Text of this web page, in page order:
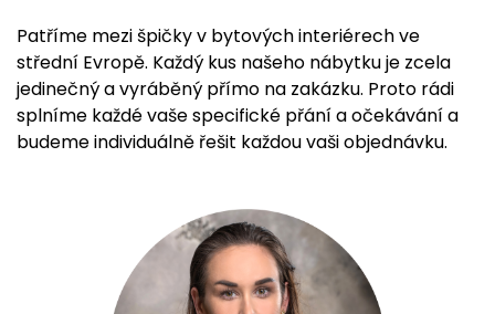
Patříme mezi špičky v bytových interiérech ve
střední Evropě. Každý kus našeho nábytku je zcela
jedinečný a vyráběný přímo na zakázku. Proto rádi
splníme každé vaše specifické přání a očekávání a
budeme individuálně řešit každou vaši objednávku.